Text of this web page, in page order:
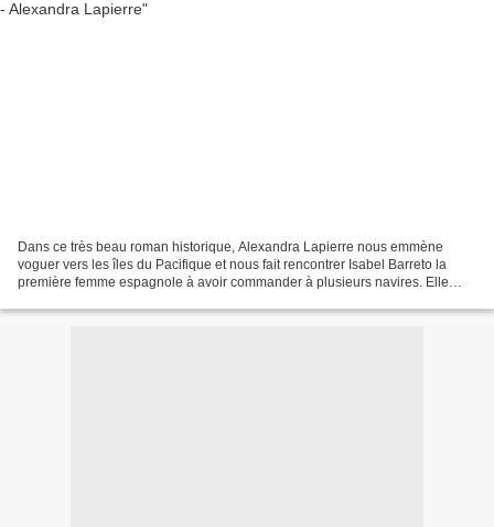
Dans ce très beau roman historique, Alexandra Lapierre nous emmène
voguer vers les îles du Pacifique et nous fait rencontrer Isabel Barreto la
première femme espagnole à avoir commander à plusieurs navires. Elle